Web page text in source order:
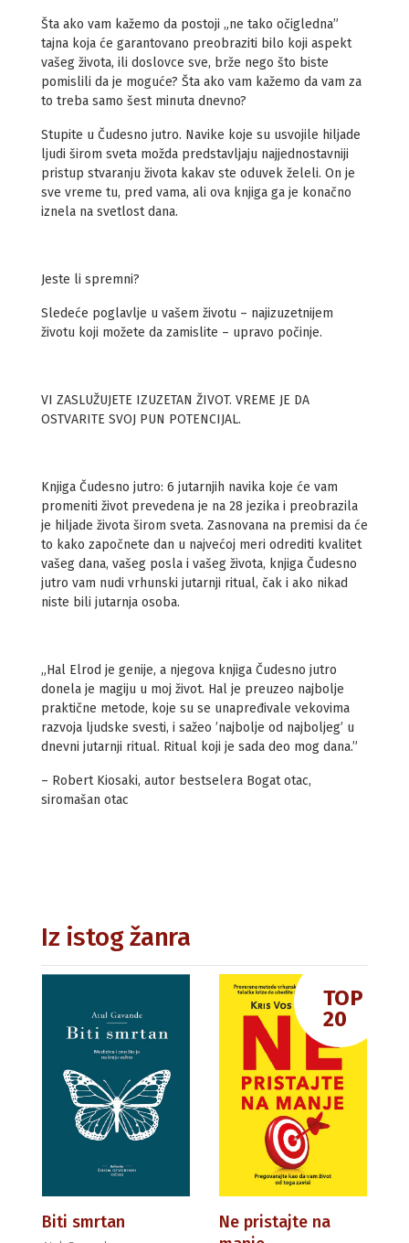
Šta ako vam kažemo da postoji „ne tako očigledna”
tajna koja će garantovano preobraziti bilo koji aspekt
vašeg života, ili doslovce sve, brže nego što biste
pomislili da je moguće? Šta ako vam kažemo da vam za
to treba samo šest minuta dnevno?
Stupite u Čudesno jutro. Navike koje su usvojile hiljade
ljudi širom sveta možda predstavljaju najjednostavniji
pristup stvaranju života kakav ste oduvek želeli. On je
sve vreme tu, pred vama, ali ova knjiga ga je konačno
iznela na svetlost dana.
Jeste li spremni?
Sledeće poglavlje u vašem životu – najizuzetnijem
životu koji možete da zamislite – upravo počinje.
VI ZASLUŽUJETE IZUZETAN ŽIVOT. VREME JE DA
OSTVARITE SVOJ PUN POTENCIJAL.
Knjiga Čudesno jutro: 6 jutarnjih navika koje će vam
promeniti život prevedena je na 28 jezika i preobrazila
je hiljade života širom sveta. Zasnovana na premisi da će
to kako započnete dan u najvećoj meri odrediti kvalitet
vašeg dana, vašeg posla i vašeg života, knjiga Čudesno
jutro vam nudi vrhunski jutarnji ritual, čak i ako nikad
niste bili jutarnja osoba.
„Hal Elrod je genije, a njegova knjiga Čudesno jutro
donela je magiju u moj život. Hal je preuzeo najbolje
praktične metode, koje su se unapređivale vekovima
razvoja ljudske svesti, i sažeo ’najbolje od najboljeg’ u
dnevni jutarnji ritual. Ritual koji je sada deo mog dana.”
– Robert Kiosaki, autor bestselera Bogat otac,
siromašan otac
Iz istog žanra
Biti smrtan
TOP
20
Ne pristajte na